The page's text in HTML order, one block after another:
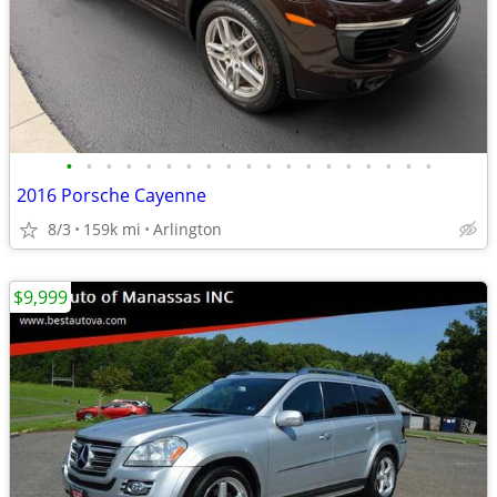
• • • • • • • • • • • • • • • • • • •
2016 Porsche Cayenne
8/3 159k mi Arlington
$9,999